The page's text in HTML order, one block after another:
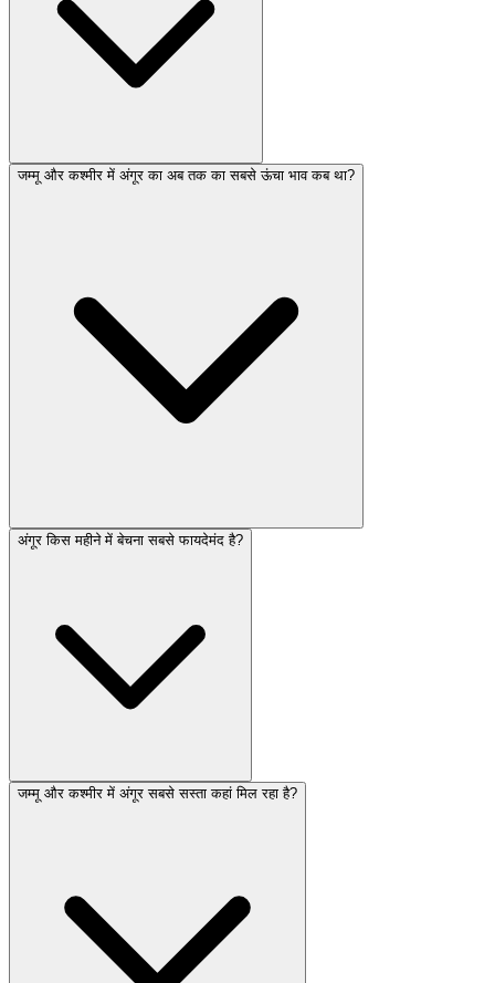
जम्मू और कश्मीर में अंगूर का अब तक का सबसे ऊंचा भाव कब था?
अंगूर किस महीने में बेचना सबसे फायदेमंद है?
जम्मू और कश्मीर में अंगूर सबसे सस्ता कहां मिल रहा है?